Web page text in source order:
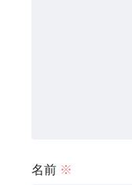
名前 ※